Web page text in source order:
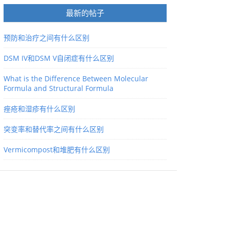
最新的帖子
预防和治疗之间有什么区别
DSM IV和DSM V自闭症有什么区别
What is the Difference Between Molecular
Formula and Structural Formula
痤疮和湿疹有什么区别
突变率和替代率之间有什么区别
Vermicompost和堆肥有什么区别